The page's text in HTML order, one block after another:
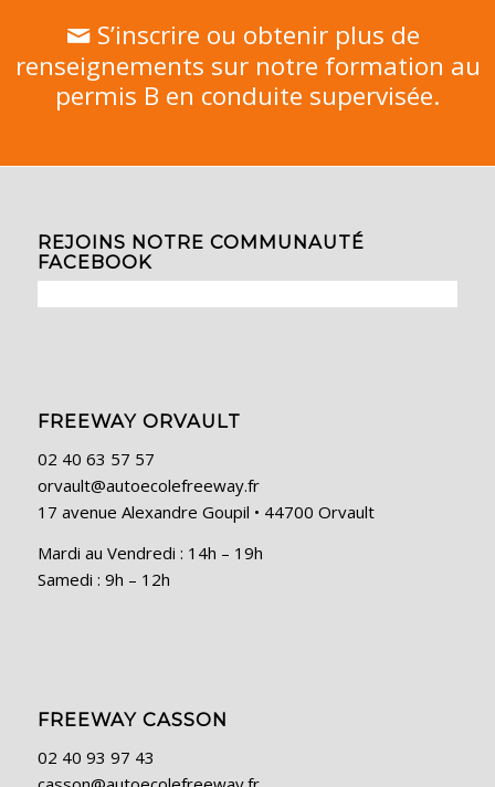
S’inscrire ou obtenir plus de
renseignements sur notre formation au
permis B en conduite supervisée.
REJOINS NOTRE COMMUNAUTÉ
FACEBOOK
FREEWAY ORVAULT
02 40 63 57 57
orvault@autoecolefreeway.fr
17 avenue Alexandre Goupil • 44700 Orvault
Mardi au Vendredi : 14h – 19h
Samedi : 9h – 12h
FREEWAY CASSON
02 40 93 97 43